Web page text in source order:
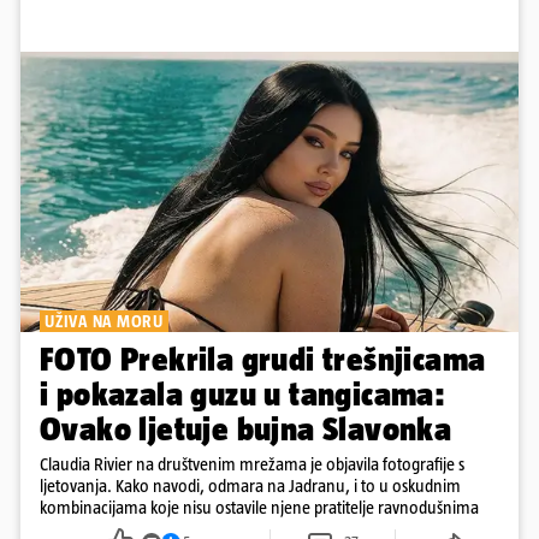
UŽIVA NA MORU
FOTO Prekrila grudi trešnjicama
i pokazala guzu u tangicama:
Ovako ljetuje bujna Slavonka
Claudia Rivier na društvenim mrežama je objavila fotografije s
ljetovanja. Kako navodi, odmara na Jadranu, i to u oskudnim
kombinacijama koje nisu ostavile njene pratitelje ravnodušnima